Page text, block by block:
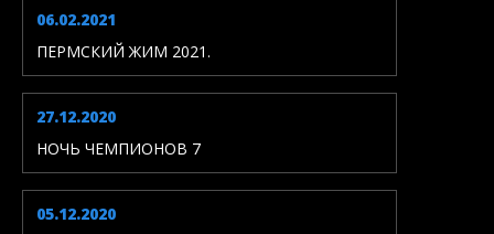
06.02.2021
ПЕРМСКИЙ ЖИМ 2021.
27.12.2020
НОЧЬ ЧЕМПИОНОВ 7
05.12.2020